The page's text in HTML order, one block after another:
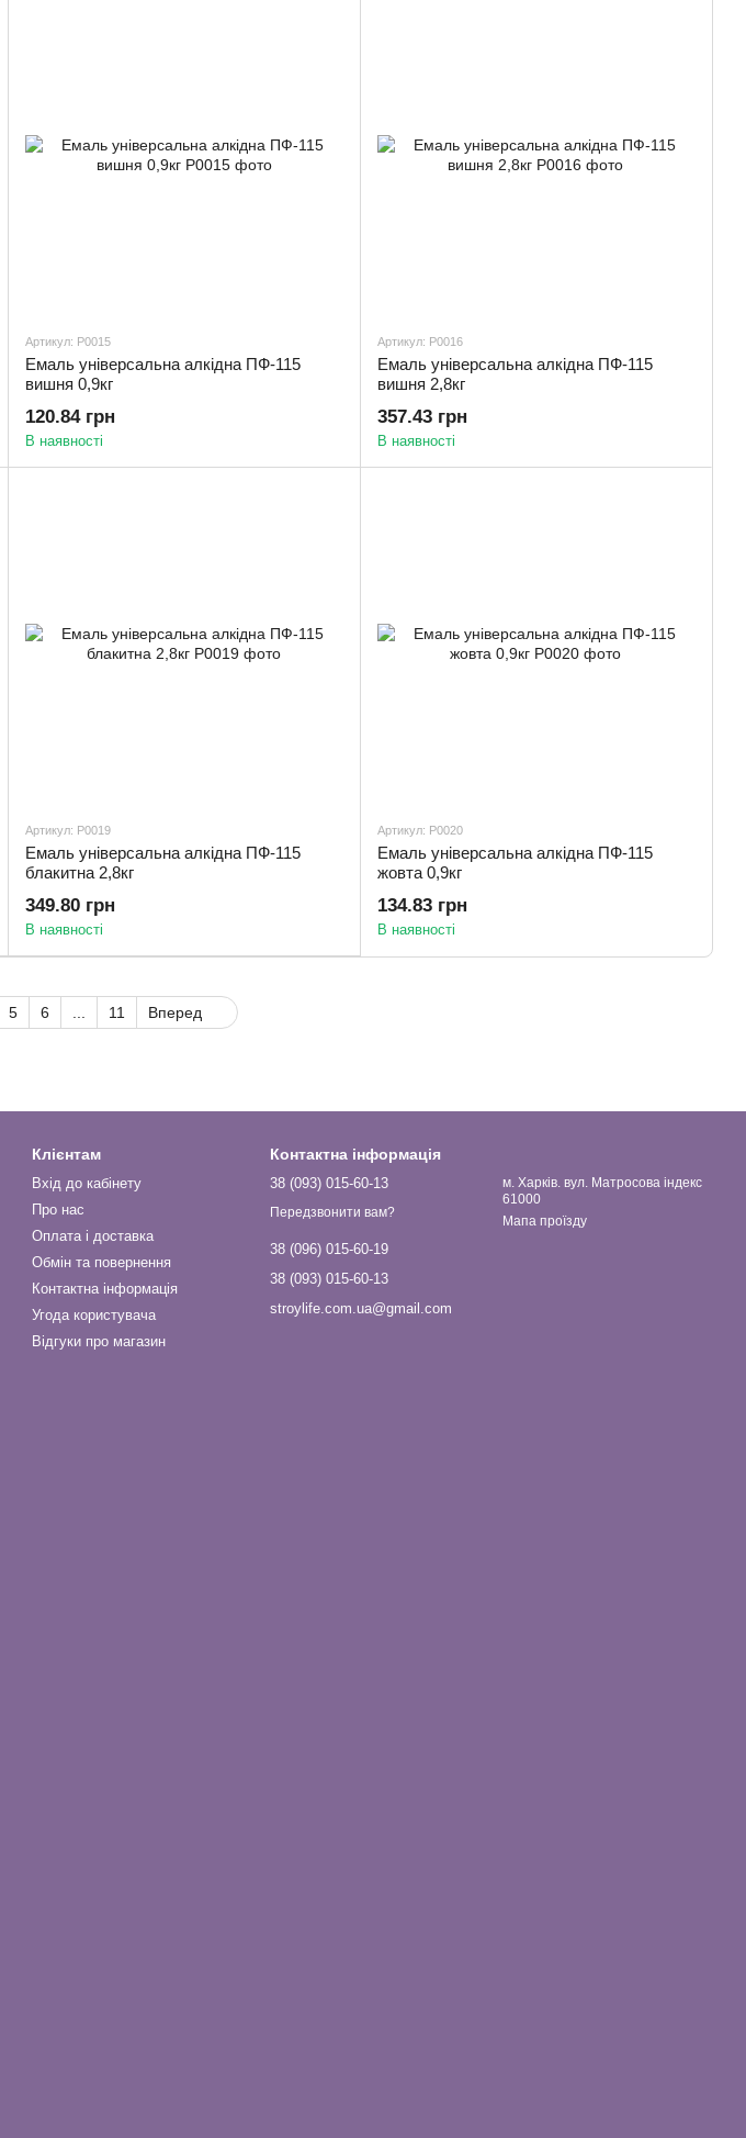
Артикул: Р0015
Емаль універсальна алкідна ПФ-115
вишня 0,9кг
120.84 грн
В наявності
Артикул: Р0016
Емаль універсальна алкідна ПФ-115
вишня 2,8кг
357.43 грн
В наявності
Артикул: Р0019
Емаль універсальна алкідна ПФ-115
блакитна 2,8кг
349.80 грн
В наявності
Артикул: Р0020
Емаль універсальна алкідна ПФ-115
жовта 0,9кг
134.83 грн
В наявності
5 6 11 Вперед
Клієнтам
Вхід до кабінету
Про нас
Оплата і доставка
Обмін та повернення
Контактна інформація
Угода користувача
Відгуки про магазин
Контактна інформація
38 (093) 015-60-13
Передзвонити вам?
38 (096) 015-60-19
38 (093) 015-60-13
stroylife.com.ua@gmail.com
м. Харків. вул. Матросова індекс
61000
Мапа проїзду